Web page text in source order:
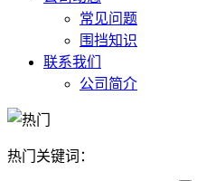
常见问题
围挡知识
联系我们
公司简介
热门关键词：